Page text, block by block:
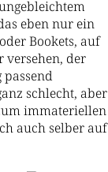
eben nur ein
Bookets, auf
versehen, der
schlecht, aber
immateriellen
auch selber auf